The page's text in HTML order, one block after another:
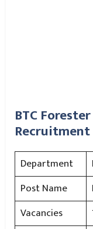
BTC
Department
Post Name
Vacancies